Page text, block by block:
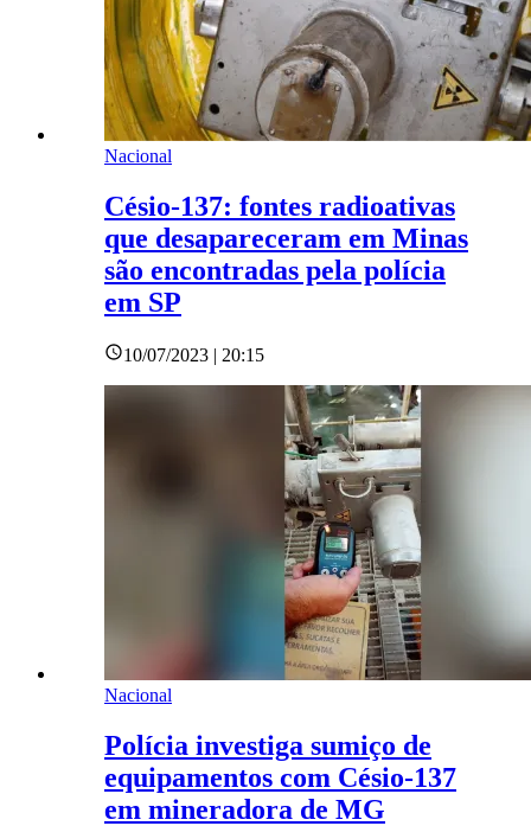
Nacional
Césio-137: fontes radioativas
que desapareceram em Minas
são encontradas pela polícia
em SP
10/07/2023 | 20:15
Nacional
Polícia investiga sumiço de
equipamentos com Césio-137
em mineradora de MG